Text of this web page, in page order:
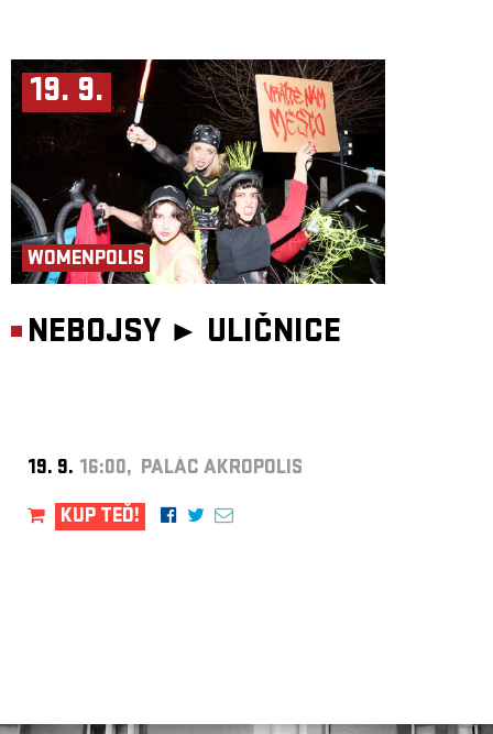
19. 9.
WOMENPOLIS
NEBOJSY ► ULIČNICE
19. 9. 16:00, PALÁC AKROPOLIS
KUP TEĎ!